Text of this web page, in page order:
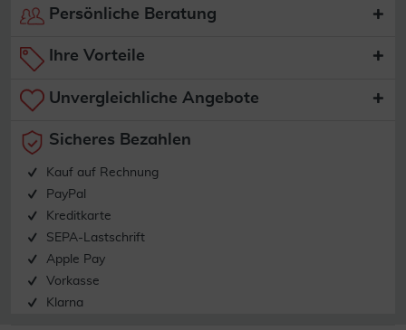
Persönliche Beratung
Ihre Vorteile
Unvergleichliche Angebote
Sicheres Bezahlen
Kauf auf Rechnung
PayPal
Kreditkarte
SEPA-Lastschrift
Apple Pay
Vorkasse
Klarna